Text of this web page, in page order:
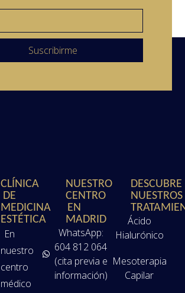
Suscribirme
CLÍNICA
DE
MEDICINA
ESTÉTICA
En
nuestro
centro
médico
NUESTRO
CENTRO
EN
MADRID
WhatsApp:
604 812 064
(cita previa e
información)
DESCUBRE
NUESTROS
Ácido
Hialurónico
Mesoterapia
Capilar